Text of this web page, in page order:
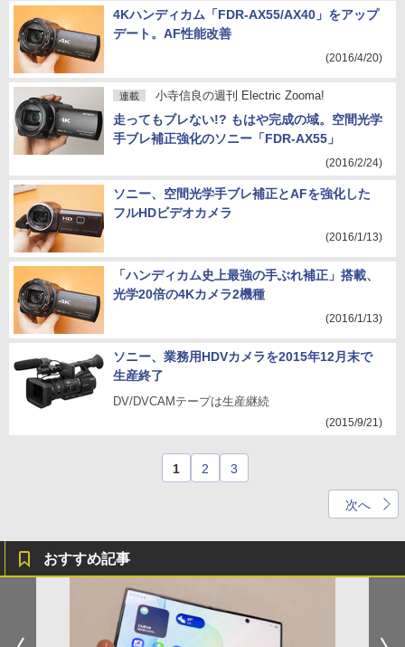
4Kハンディカム「FDR-AX55/AX40」をアップ
デート。AF性能改善
(2016/4/20)
連載 小寺信良の週刊 Electric Zooma!
走ってもブレない!? もはや完成の域。空間光学
手ブレ補正強化のソニー「FDR-AX55」
(2016/2/24)
ソニー、空間光学手ブレ補正とAFを強化した
フルHDビデオカメラ
(2016/1/13)
「ハンディカム史上最強の手ぶれ補正」搭載、
光学20倍の4Kカメラ2機種
(2016/1/13)
ソニー、業務用HDVカメラを2015年12月末で
生産終了
DV/DVCAMテープは生産継続
(2015/9/21)
1 2 3
次へ
おすすめ記事